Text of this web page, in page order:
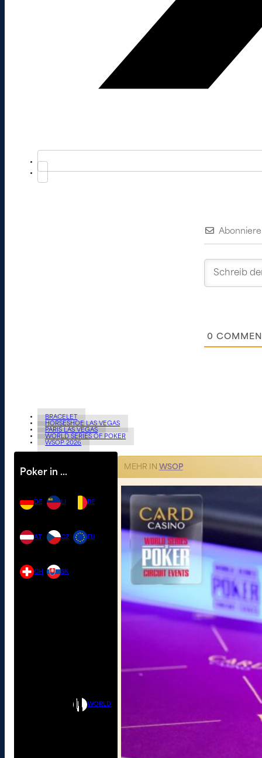
0
BRACELET
HORSESHOE LAS VEGAS
PARIS LAS VEGAS
WORLD SERIES OF POKER
WSOP 2026
Poker in …
DE
AT
CH
LI
CZ
SK
BE
EU
WORLD
MEHR IN WSOP